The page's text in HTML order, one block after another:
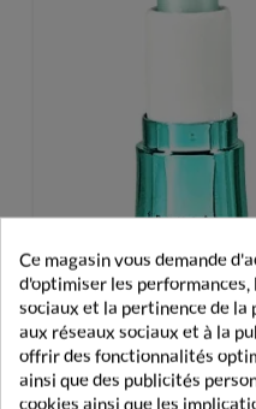
Inuwet Baume À
Ce magasin vous demande
d'optimiser les
sociaux et la pertinence de
aux réseaux sociaux et à la
offrir des fonctionnalités
ainsi que des publicités
cookies ainsi que les